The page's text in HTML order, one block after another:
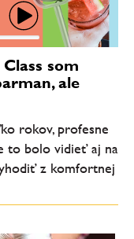
som
ale
rokov, profesne
to bolo vidieť aj na
z komfortnej